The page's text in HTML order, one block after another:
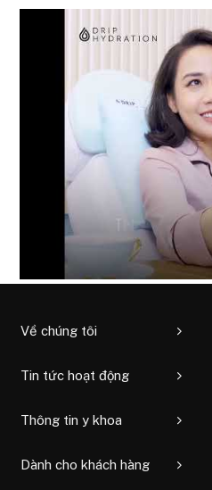
Về chúng tôi
Tin tức hoạt động
Thông tin y khoa
Dành cho khách hàng